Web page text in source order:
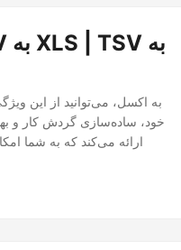
خود، ساده‌سازی گردش کار و